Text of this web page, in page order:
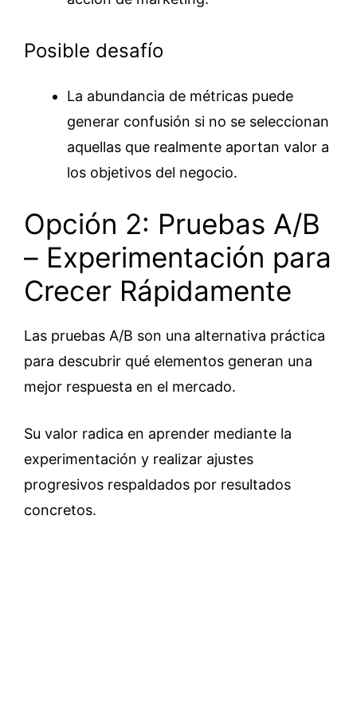
Posible desafío
La abundancia de métricas puede
generar confusión si no se seleccionan
aquellas que realmente aportan valor a
los objetivos del negocio.
Opción 2: Pruebas A/B
– Experimentación para
Crecer Rápidamente
Las pruebas A/B son una alternativa práctica
para descubrir qué elementos generan una
mejor respuesta en el mercado.
Su valor radica en aprender mediante la
experimentación y realizar ajustes
progresivos respaldados por resultados
concretos.